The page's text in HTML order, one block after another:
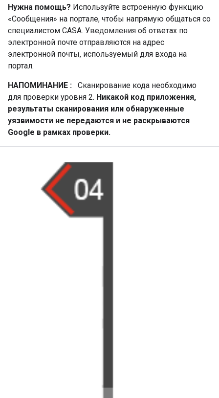
Нужна помощь? Используйте встроенную функцию
«Сообщения» на портале, чтобы напрямую общаться со
специалистом CASA. Уведомления об ответах по
электронной почте отправляются на адрес
электронной почты, используемый для входа на
портал.
НАПОМИНАНИЕ :
Сканирование кода необходимо
для проверки уровня 2. Никакой код приложения,
результаты сканирования или обнаруженные
уязвимости не передаются и не раскрываются
Google в рамках проверки.